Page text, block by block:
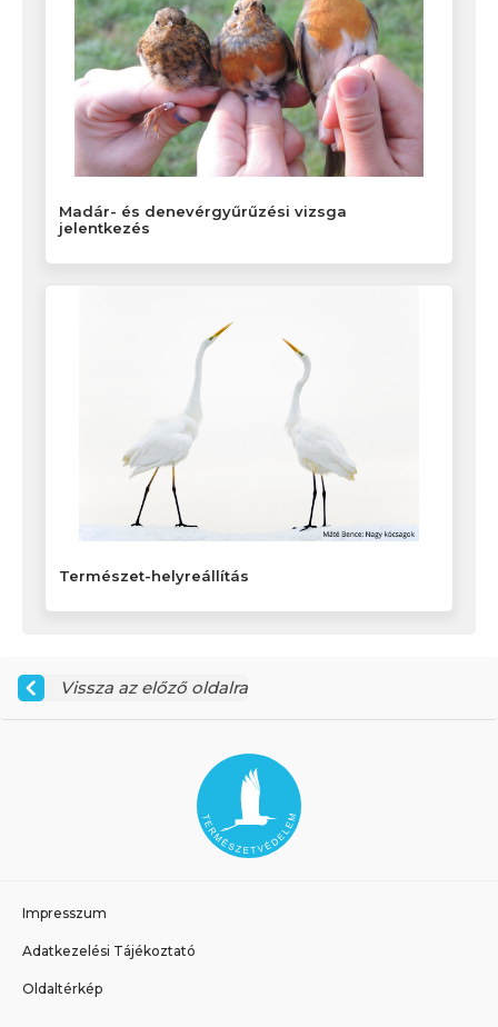
Madár- és denevérgyűrűzési vizsga
jelentkezés
Természet-helyreállítás
Vissza az előző oldalra
Impresszum
Adatkezelési Tájékoztató
Oldaltérkép